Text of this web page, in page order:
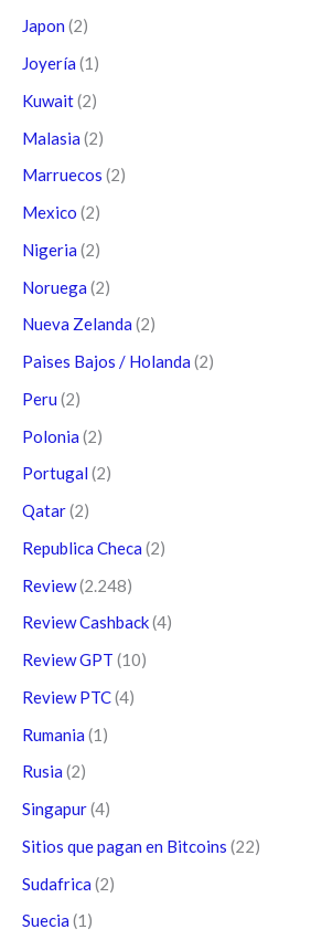
Japon (2)
Joyería (1)
Kuwait(2)
Malasia (2)
Marruecos (2)
Mexico (2)
Nigeria (2)
Noruega (2)
Nueva Zelanda (2)
Paises Bajos / Holanda (2)
Peru (2)
Polonia (2)
Portugal (2)
Qatar(2)
Republica Checa (2)
Review(2.248)
Review Cashback(4)
Review GPT (10)
Review PTC(4)
Rumania (1)
Rusia (2)
Singapur(4)
Sitios que pagan en Bitcoins (22)
Sudafrica (2)
Suecia (1)